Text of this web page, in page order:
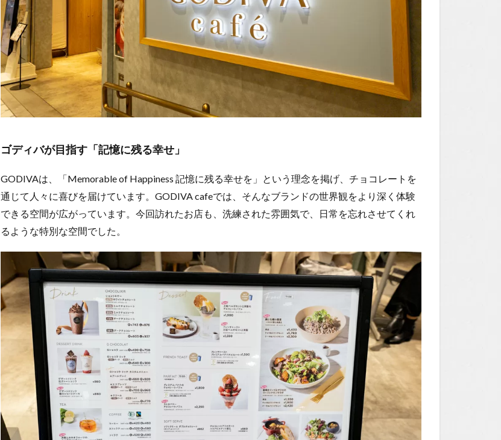
ボリュ
点！大
満足の
ひとと
き
1.0.4
まとめ｜
GODIVA
ごす贅沢
な時間
1.1
場所
1.2
You
1.2.1
はいし
ゃの食
べ歩き
You
Tubeチ
ャンネ
ル
ゴディバが目指す「記憶に残る幸せ」
GODIVAは、「Memorable of Happiness 記憶に残る幸せを」という理念を掲げ、チョコレートを
通じて人々に喜びを届けています。GODIVA cafeでは、そんなブランドの世界観をより深く体験
できる空間が広がっています。今回訪れたお店も、洗練された雰囲気で、日常を忘れさせてくれ
るような特別な空間でした。